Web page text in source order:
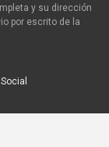
y su dirección
por escrito de la